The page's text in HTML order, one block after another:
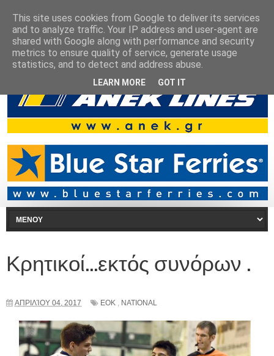
Κρητικοί...εκτός συνόρων .
ΑΠΡΙΛΊΟΥ 04, 2017 ΕΟΚ , NATIONAL
This site uses cookies from Google to deliver its services
and to analyze traffic. Your IP address and user-agent are
shared with Google along with performance and security
metrics to ensure quality of service, generate usage
statistics, and to detect and address abuse.
LEARN MORE GOT IT